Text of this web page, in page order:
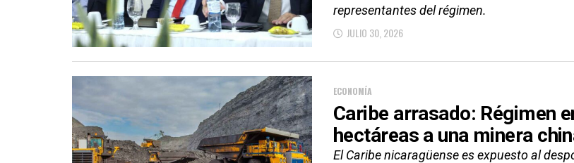
representantes del régimen.
JULIO 30, 2026
ECONOMÍA
Caribe arrasado: Régimen
hectáreas a una minera
El Caribe nicaragüense es expuesto al